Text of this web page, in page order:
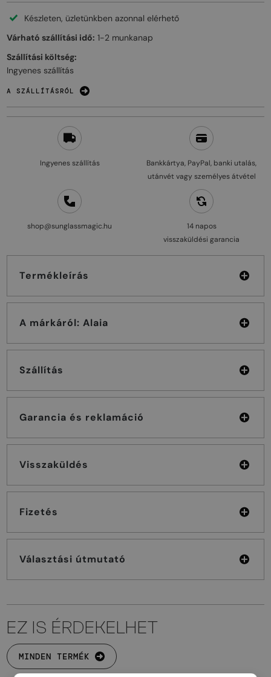
Ingyenes szállítás
Bankkártya, PayPal, banki utalás,
utánvét vagy személyes átvétel
shop@sunglassmagic.hu
14 napos
visszaküldési garancia
Termékleírás
A márkáról: Alaia
Szállítás
Garancia és reklamáció
Visszaküldés
Fizetés
Választási útmutató
Készleten, üzletünkben azonnal elérhető
Várható szállítási idő: 1-2 munkanap
Szállítási költség:
Ingyenes szállítás
A SZÁLLÍTÁSRÓL
EZ IS ÉRDEKELHET
MINDEN TERMÉK